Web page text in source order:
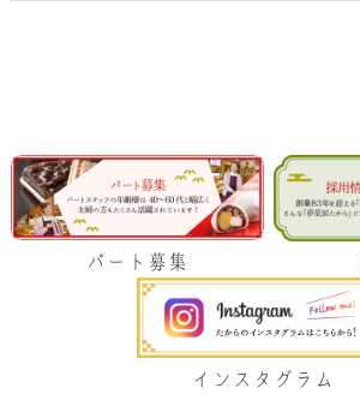
パート募集
インスタグラム